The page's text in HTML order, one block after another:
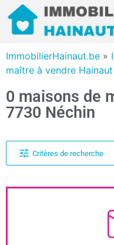
ImmobilierHainaut.be »
maître à vendre Hainaut
0 maisons de
7730 Néchin
Critères de recherche